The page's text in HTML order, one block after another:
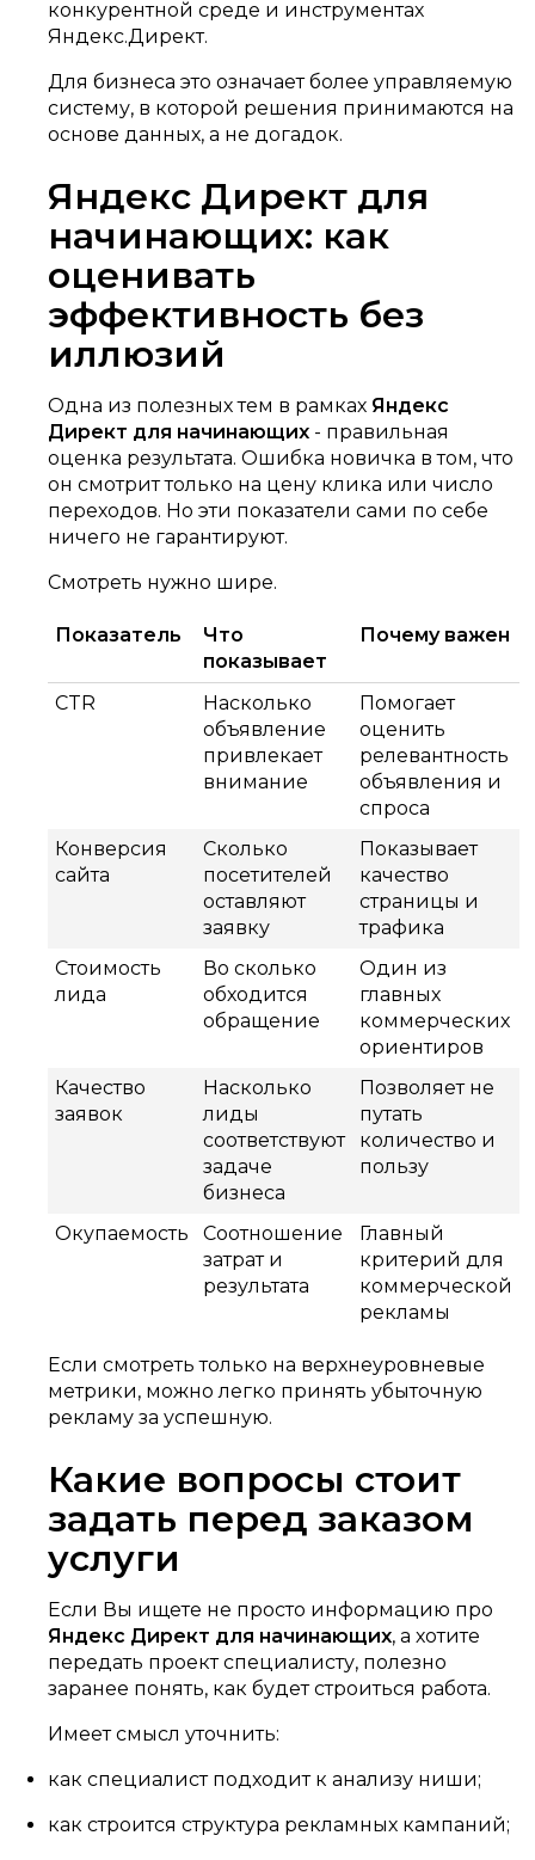
конкурентной среде и инструментах
Яндекс.Директ.
Для бизнеса это означает более управляемую
систему, в которой решения принимаются на
основе данных, а не догадок.
Яндекс Директ для
начинающих: как
оценивать
эффективность без
иллюзий
Одна из полезных тем в рамках Яндекс
Директ для начинающих - правильная
оценка результата. Ошибка новичка в том, что
он смотрит только на цену клика или число
переходов. Но эти показатели сами по себе
ничего не гарантируют.
Смотреть нужно шире.
Показатель
Что
показывает
Почему важен
CTR
Насколько
объявление
привлекает
внимание
Помогает
оценить
релевантность
объявления и
спроса
Конверсия
сайта
Сколько
посетителей
оставляют
заявку
Показывает
качество
страницы и
трафика
Стоимость
лида
Во сколько
обходится
обращение
Один из
главных
коммерческих
ориентиров
Качество
заявок
Насколько
лиды
соответствуют
задаче
бизнеса
Позволяет не
путать
количество и
пользу
Окупаемость
Соотношение
затрат и
результата
Главный
критерий для
коммерческой
рекламы
Если смотреть только на верхнеуровневые
метрики, можно легко принять убыточную
рекламу за успешную.
Какие вопросы стоит
задать перед заказом
услуги
Если Вы ищете не просто информацию про
Яндекс Директ для начинающих, а хотите
передать проект специалисту, полезно
заранее понять, как будет строиться работа.
Имеет смысл уточнить:
как специалист подходит к анализу ниши;
как строится структура рекламных кампаний;